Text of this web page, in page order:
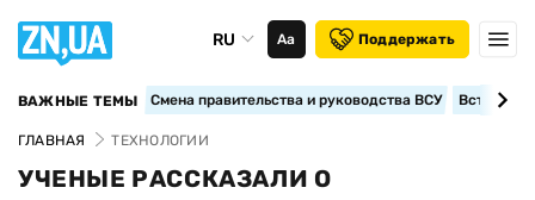
RU Аа Поддержать
ВАЖНЫЕ ТЕМЫ Смена правительства и руководства ВСУ
ГЛАВНАЯ ТЕХНОЛОГИИ
УЧЕНЫЕ РАССКАЗАЛИ О